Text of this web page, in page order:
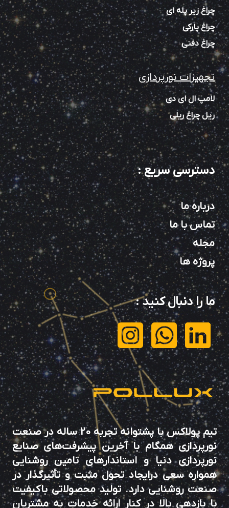
چراغ زیر پله‌ ای
چراغ پارکی
چراغ دفنی
تجهیزات نورپردازی
لامپ ال ای دی
ریل چراغ ریلی
دسترسی سریع:
درباره ما
تماس با ما
مجله
پروژه ها
ما را دنبال کنید:
تیم پولاکس با پشتوانه تجربه 20 ساله در صنعت
نورپردازی همگام با آخرین پیشرفت‌های صنایع
نورپردازی دنیا و استاندارهای تامین روشنایی
همواره سعی درایجاد تحول مثبت و تأثیرگذار در
صنعت روشنایی دارد. تولید محصولاتی باکیفیت
با بازدهی بالا در کنار ارائه خدمات به مشتریان